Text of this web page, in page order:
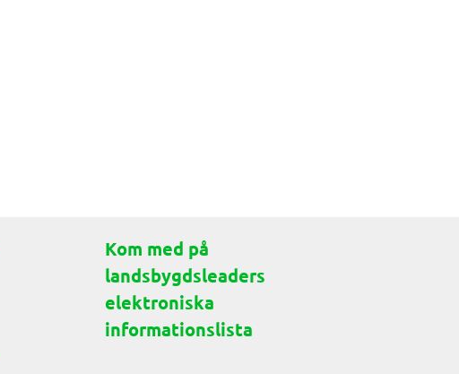
Kom med på
landsbygdsleaders
elektroniska
informationslista